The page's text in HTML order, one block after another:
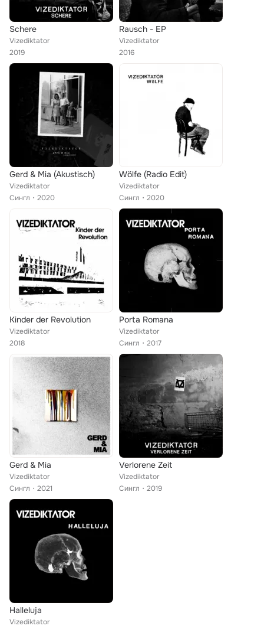
Schere
Vizediktator
2019
Rausch - EP
Vizediktator
2016
Gerd & Mia (Akustisch)
Vizediktator
Сингл
2020
Wölfe (Radio Edit)
Vizediktator
Сингл
2020
Kinder der Revolution
Vizediktator
2018
Porta Romana
Vizediktator
Сингл
2017
Gerd & Mia
Vizediktator
Сингл
2021
Verlorene Zeit
Vizediktator
Сингл
2019
Halleluja
Vizediktator